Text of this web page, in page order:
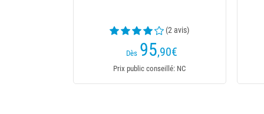
(2 avis)
Dès 95,90€
Prix public conseillé: NC